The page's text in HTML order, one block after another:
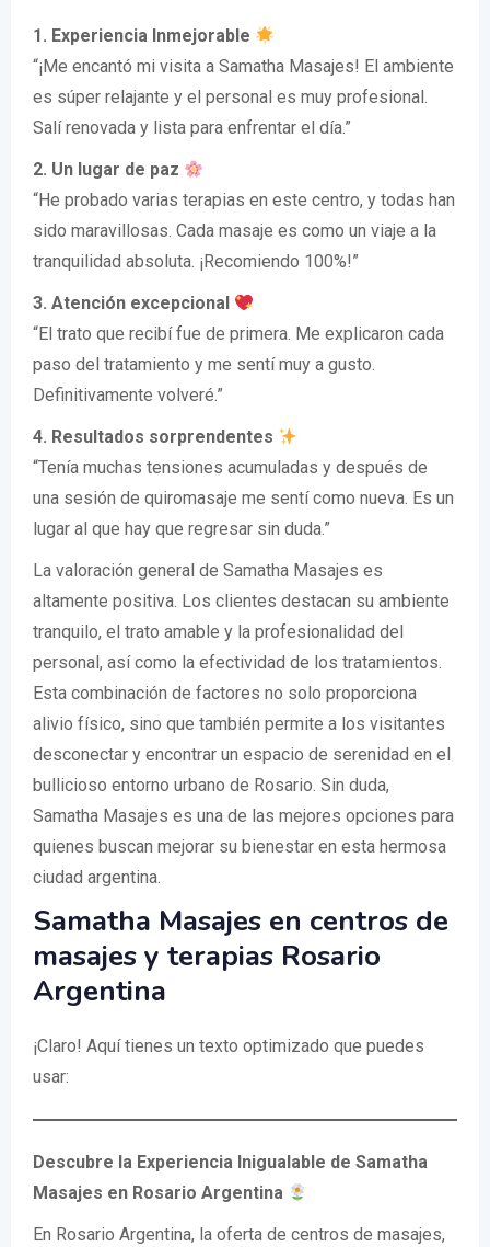
1. Experiencia Inmejorable
“¡Me encantó mi visita a Samatha Masajes! El ambiente
es súper relajante y el personal es muy profesional.
Salí renovada y lista para enfrentar el día.”
2. Un lugar de paz
“He probado varias terapias en este centro, y todas han
sido maravillosas. Cada masaje es como un viaje a la
tranquilidad absoluta. ¡Recomiendo 100%!”
3. Atención excepcional
“El trato que recibí fue de primera. Me explicaron cada
paso del tratamiento y me sentí muy a gusto.
Definitivamente volveré.”
4. Resultados sorprendentes
“Tenía muchas tensiones acumuladas y después de
una sesión de quiromasaje me sentí como nueva. Es un
lugar al que hay que regresar sin duda.”
La valoración general de Samatha Masajes es
altamente positiva. Los clientes destacan su ambiente
tranquilo, el trato amable y la profesionalidad del
personal, así como la efectividad de los tratamientos.
Esta combinación de factores no solo proporciona
alivio físico, sino que también permite a los visitantes
desconectar y encontrar un espacio de serenidad en el
bullicioso entorno urbano de Rosario. Sin duda,
Samatha Masajes es una de las mejores opciones para
quienes buscan mejorar su bienestar en esta hermosa
ciudad argentina.
Samatha Masajes en centros de
masajes y terapias Rosario
Argentina
¡Claro! Aquí tienes un texto optimizado que puedes
usar:
Descubre la Experiencia Inigualable de Samatha
Masajes en Rosario Argentina
En Rosario Argentina, la oferta de centros de masajes,